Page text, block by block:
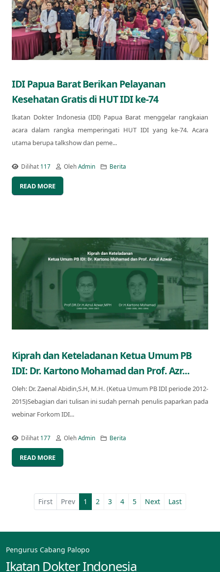
IDI Papua Barat Berikan Pelayanan
Kesehatan Gratis di HUT IDI ke-74
Ikatan Dokter Indonesia (IDI) Papua Barat menggelar rangkaian
acara dalam rangka memperingati HUT IDI yang ke-74. Acara
utama berupa talkshow dan peme...
Dilihat 117 OlehAdmin Berita
READ MORE
Kiprah dan Keteladanan Ketua Umum PB
IDI: Dr. Kartono Mohamad dan Prof. Azr...
Oleh: Dr. Zaenal Abidin,S.H, M.H. (Ketua Umum PB IDI periode 2012-
2015)Sebagian dari tulisan ini sudah pernah penulis paparkan pada
webinar Forkom IDI...
Dilihat 177 OlehAdmin Berita
READ MORE
First Prev 1 2 3 4 5 Next Last
Pengurus Cabang Palopo
Ikatan Dokter Indonesia